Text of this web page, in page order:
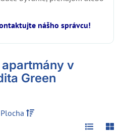
nášho správcu!
v
Green
Plocha